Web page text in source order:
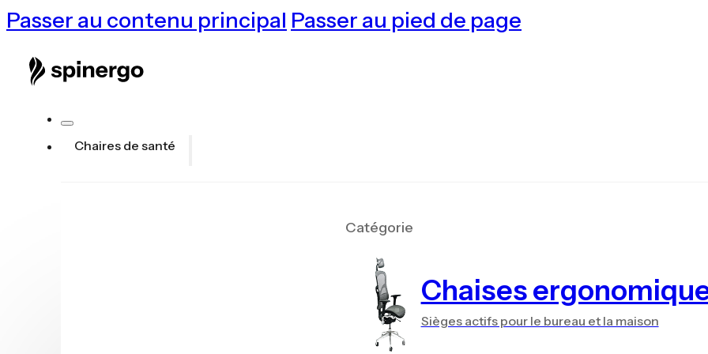
Passer au contenu principal Passer au pied de page
Chaires de santé
Catégorie
Chaises
Sièges actifs pour le bureau et la maison